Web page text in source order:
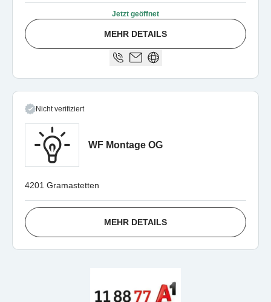
Jetzt geöffnet
MEHR DETAILS
Nicht verifiziert
WF Montage OG
4201 Gramastetten
MEHR DETAILS